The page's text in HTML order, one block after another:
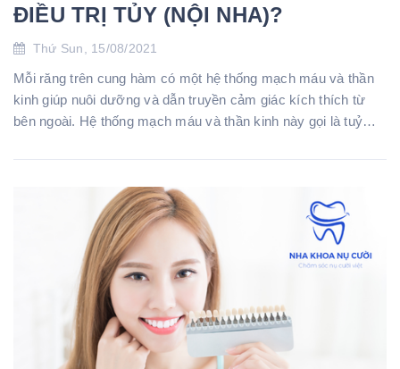
ĐIỀU TRỊ TỦY (NỘI NHA)?
Thứ Sun, 15/08/2021
Mỗi răng trên cung hàm có một hệ thống mạch máu và thần
kinh giúp nuôi dưỡng và dẫn truyền cảm giác kích thích từ
bên ngoài. Hệ thống mạch máu và thần kinh này gọi là tuỷ